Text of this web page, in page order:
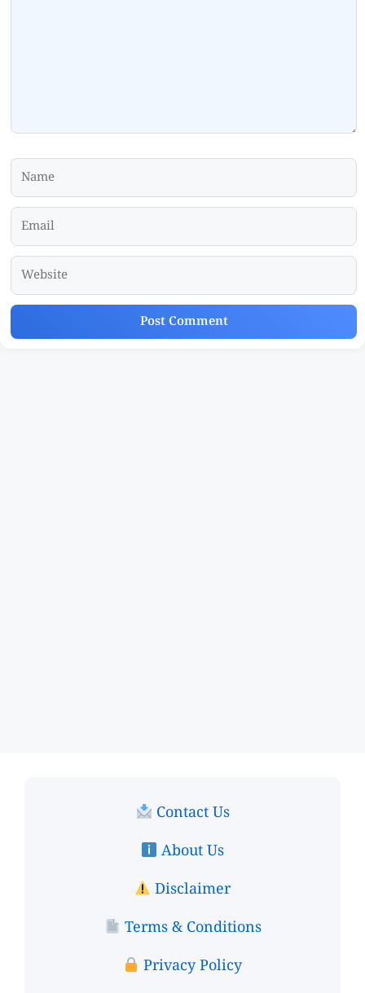
Name
Email
Website
Contact Us
About Us
Disclaimer
Terms & Conditions
Privacy Policy